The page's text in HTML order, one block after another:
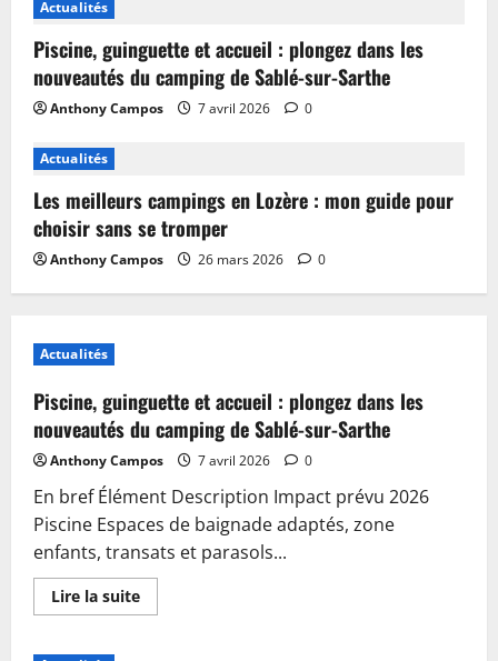
Actualités
Piscine, guinguette et accueil : plongez dans les
nouveautés du camping de Sablé-sur-Sarthe
Anthony Campos 7 avril 2026 0
Actualités
Les meilleurs campings en Lozère : mon guide pour
choisir sans se tromper
Anthony Campos 26 mars 2026 0
Actualités
Piscine, guinguette et accueil : plongez dans les
nouveautés du camping de Sablé-sur-Sarthe
Anthony Campos 7 avril 2026 0
En bref Élément Description Impact prévu 2026
Piscine Espaces de baignade adaptés, zone
enfants, transats et parasols...
Lire la suiteEn
savoir